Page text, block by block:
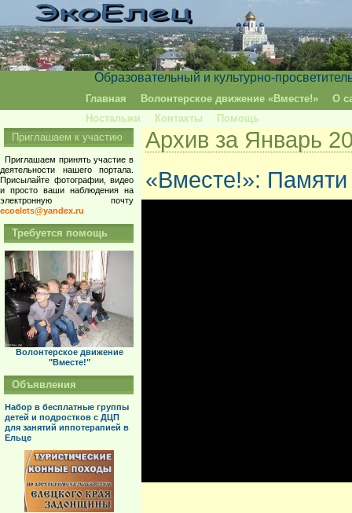
Образовательный и культурно-
Главная Волонтерское движение «Вместе!»
О
Ностальжи
Контакты Помощь
Архив за Январь
«Вместе!»:
Приглашаем к участию
Приглашаем принять участие в
деятельности нашего портала.
Присылайте фотографии, видео
и просто ваши наблюдения на
электронную почту
ecoelets@yandex.ru
Требуется помощь
Волонтерское движение
"Вместе!"
Объявления
Набор в бесплатные группы
детей и подростков с ДЦП
для занятий иппотерапией в
Ельце